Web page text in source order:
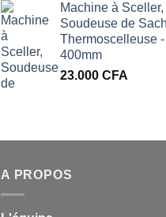
Machine à Sceller,
Soudeuse de
Thermoscelleuse -
400mm
23.000 CFA
A PROPOS